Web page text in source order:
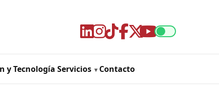
y Tecnología Servicios Contacto